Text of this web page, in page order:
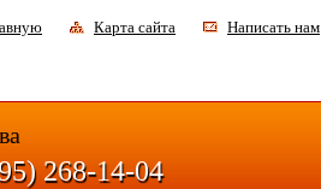
Карта сайта Написать нам
268-14-04